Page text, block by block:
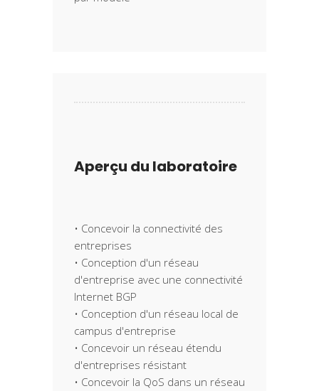
Aperçu du laboratoire
• Concevoir la connectivité des
entreprises
• Conception d'un réseau
d'entreprise avec une connectivité
Internet BGP
• Conception d'un réseau local de
campus d'entreprise
• Concevoir un réseau étendu
d'entreprises résistant
• Concevoir la QoS dans un réseau